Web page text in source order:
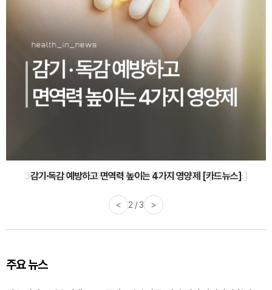
감기·독감 예방하고 면역력 높이는 4가지 영양제 [카드뉴스]
< 3 / 3 >
주요 뉴스